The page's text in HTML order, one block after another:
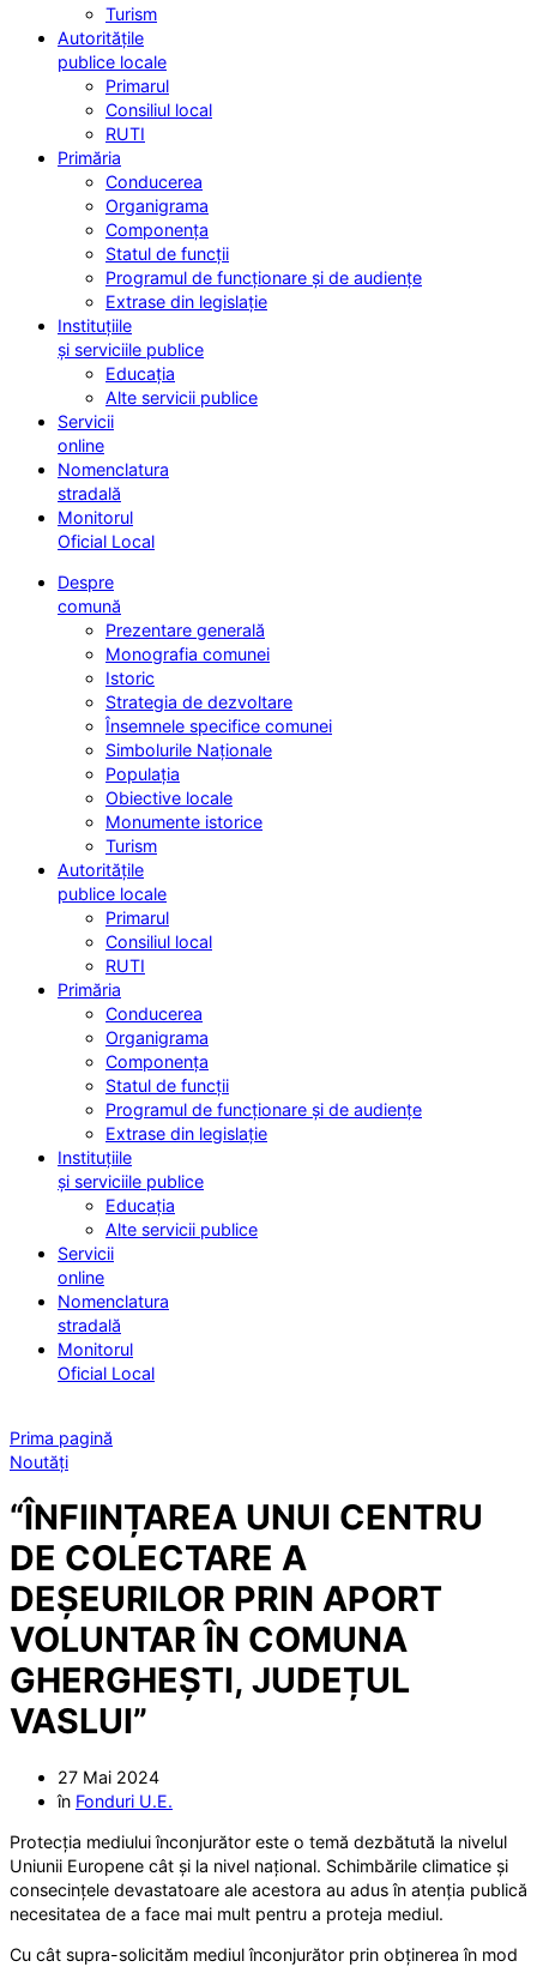
Turism
Autoritățile
publice locale
Primarul
Consiliul local
RUTI
Primăria
Conducerea
Organigrama
Componența
Statul de funcții
Programul de funcționare și de audiențe
Extrase din legislație
Instituțiile
și serviciile publice
Educația
Alte servicii publice
Servicii
online
Nomenclatura
stradală
Monitorul
Oficial Local
Despre
comună
Prezentare generală
Monografia comunei
Istoric
Strategia de dezvoltare
Însemnele specifice comunei
Simbolurile Naționale
Populația
Obiective locale
Monumente istorice
Turism
Autoritățile
publice locale
Primarul
Consiliul local
RUTI
Primăria
Conducerea
Organigrama
Componența
Statul de funcții
Programul de funcționare și de audiențe
Extrase din legislație
Instituțiile
și serviciile publice
Educația
Alte servicii publice
Servicii
online
Nomenclatura
stradală
Monitorul
Oficial Local
Prima pagină
Noutăți
“ÎNFIINȚAREA UNUI CENTRU
DE COLECTARE A
DEȘEURILOR PRIN APORT
VOLUNTAR ÎN COMUNA
GHERGHEȘTI, JUDEȚUL
VASLUI”
27 Mai 2024
în Fonduri U.E.
Protecția mediului înconjurător este o temă dezbătută la nivelul
Uniunii Europene cât și la nivel național. Schimbările climatice și
consecințele devastatoare ale acestora au adus în atenția publică
necesitatea de a face mai mult pentru a proteja mediul.
Cu cât supra-solicităm mediul înconjurător prin obținerea în mod